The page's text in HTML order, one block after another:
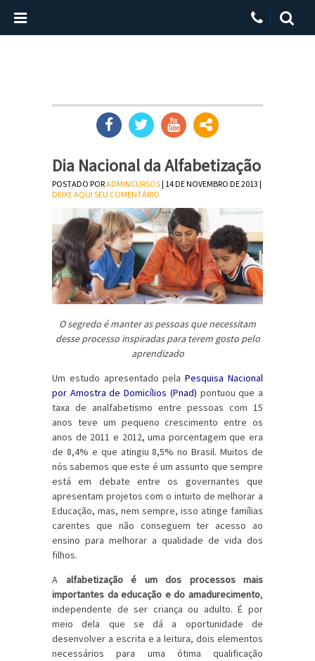
Dia Nacional da Alfabetização
POSTADO PORADMINCURSOS| 14 DE NOVEMBRO DE 2013 |
DEIXE AQUI SEU COMENTÁRIO
O segredo é manter as pessoas que necessitam
desse processo inspiradas para terem gosto pelo
aprendizado
Um estudo apresentado pelaPesquisa Nacional
por Amostra de Domicílios (Pnad) pontuou que a
taxa de analfabetismo entre pessoas com 15
anos teve um pequeno crescimento entre os
anos de 2011 e 2012, uma porcentagem que era
de 8,4% e que atingiu 8,5% no Brasil. Muitos de
nós sabemos que este é um assunto que sempre
está em debate entre os governantes que
apresentam projetos com o intuito de melhorar a
Educação, mas, nem sempre, isso atinge famílias
carentes que não conseguem ter acesso ao
ensino para melhorar a qualidade de vida dos
filhos.
A alfabetização é um dos processos mais
importantes da educação e do amadurecimento,
independente de ser criança ou adulto. É por
meio dela que se dá a oportunidade de
desenvolver a escrita e a leitura, dois elementos
necessários para uma ótima qualificação